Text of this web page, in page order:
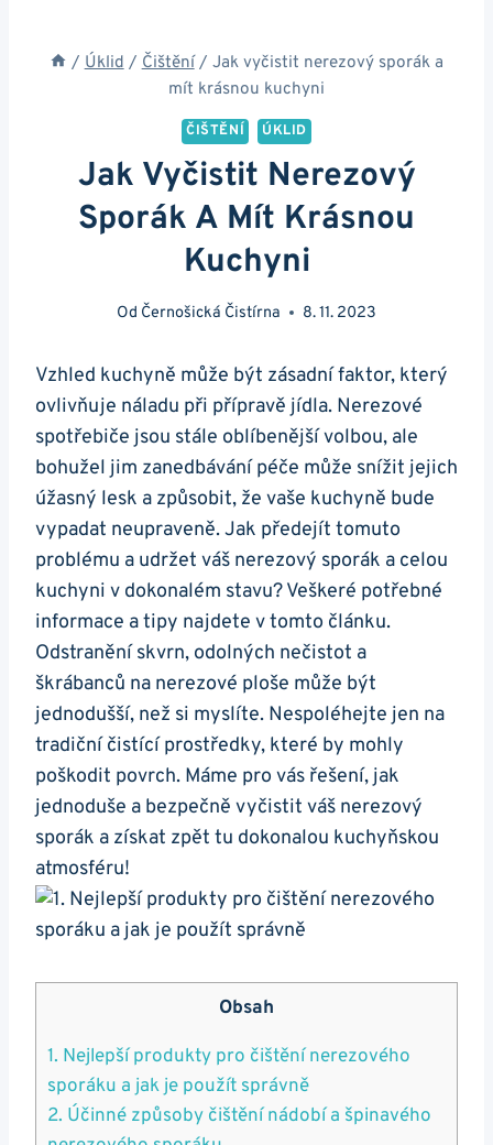
/ Úklid / Čištění / Jak vyčistit nerezový sporák a
mít krásnou kuchyni
ČIŠTĚNÍ ÚKLID
Jak Vyčistit Nerezový
Sporák A Mít Krásnou
Kuchyni
Od Černošická Čistírna 8. 11. 2023
Vzhled kuchyně může být zásadní faktor, který
ovlivňuje⁤ náladu při přípravě jídla. Nerezové
‍spotřebiče⁣ jsou stále ‍oblíbenější⁣ volbou, ale
bohužel​ jim zanedbávání péče může⁢ snížit ‍jejich
úžasný lesk a‍ způsobit, že vaše kuchyně bude‍
vypadat neupraveně. Jak předejít tomuto
problému a ⁤udržet váš ​nerezový sporák a ⁢celou​
kuchyni⁤ v dokonalém stavu? Veškeré potřebné
informace a tipy najdete v tomto článku.
Odstranění skvrn, odolných nečistot a
škrábanců na nerezové ploše může⁣ být
jednodušší, než ⁣si myslíte.⁣ Nespoléhejte jen na
tradiční⁣ čistící⁤ prostředky, které by ⁢mohly
poškodit povrch. Máme pro vás řešení, jak⁣
jednoduše ‌a‍ bezpečně‌ vyčistit váš nerezový
sporák a získat zpět tu ​dokonalou kuchyňskou
atmosféru!
Obsah
1. Nejlepší produkty pro čištění nerezového
‍sporáku ⁣a jak⁤ je použít‍ správně
2. ​Účinné způsoby ⁣čištění ​nádobí⁣ a špinavého